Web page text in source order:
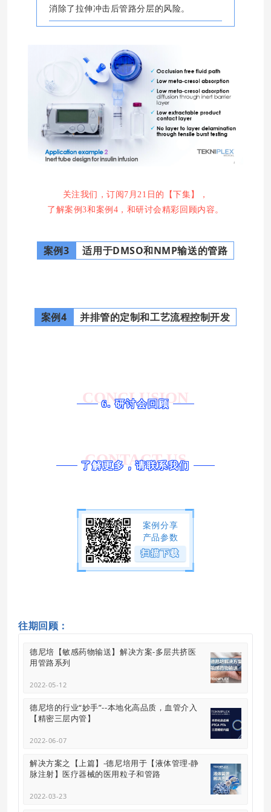
消除了拉伸冲击后管路分层的风险。
关注我们，订阅7月21日的【下集】，
了解案例3和案例4，和研讨会精彩回顾内容。
案例3 适用于DMSO和NMP输送的管路
案例4 并排管的定制和工艺流程控制开发
CONCLUSION
6. 研讨会回顾
CONTACT US
了解更多，请联系我们
案例分享
产品参数
扫描下载
往期回顾：
德尼培【敏感药物输送】解决方案-多层共挤医
用管路系列
2022-05-12
德尼培的行业“妙手”--本地化高品质，血管介入
【精密三层内管】
2022-06-07
解决方案之【上篇】-德尼培用于【液体管理-静
脉注射】医疗器械的医用粒子和管路
2022-03-23